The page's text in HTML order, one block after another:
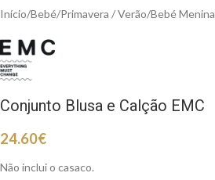
Início Bebé Primavera / Verão Bebé Menina
Conjunto Blusa e Calção EMC
24.60€
Não inclui o casaco.